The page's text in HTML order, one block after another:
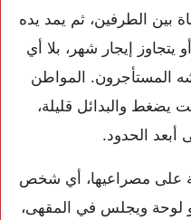
بين الطرفين، ثم يمد يده
يتجاوز إيجار شهر، بلا أي
المستأجرون. المواطن
يضغط والبدائل قليلة،
الحدود.
على مصراعيها، أي شخص
لوحة ويجلس في المقهى،